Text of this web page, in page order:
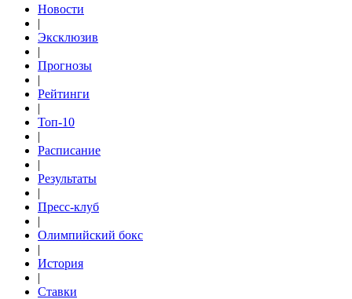
Новости
|
Эксклюзив
|
Прогнозы
|
Рейтинги
|
Топ-10
|
Расписание
|
Результаты
|
Пресс-клуб
|
Олимпийский бокс
|
История
|
Ставки